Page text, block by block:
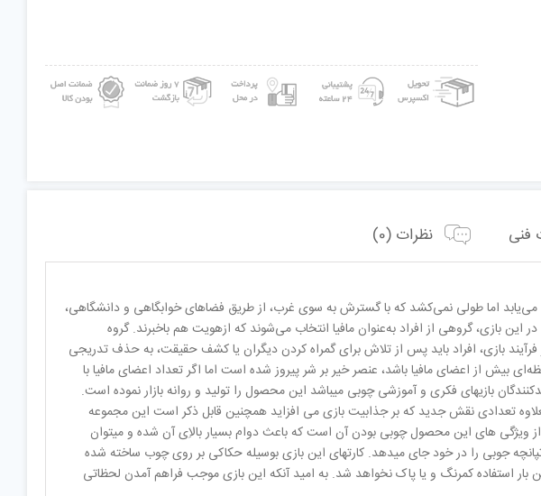
نظرات (0)
اما طولی نمی‌کشد که با گسترش به سوی غرب، از طریق فضاهای خوابگاهی و دانشگاهی،
این بازی، گروهی از افراد به‌عنوان مافیا انتخاب می‌شوند که ازهویت هم باخبرند. گروه
بازی، افراد باید پس از تلاش برای گمراه کردن دیگران یا کشف حقیقت، به حذف تدریجی
بیش از اعضای مافیا باشد، عنصر خیر بر شر پیروز شده است اما اگر تعداد اعضای مافیا با
بازیهای فکری و آموزشی چوبی میباشد این محصول را تولید و روانه بازار نموده است.
تعدادی نقش جدید که بر جذابیت بازی می افزاید همچنین قابل ذکر است این مجموعه
بازی حضور داشته باشند. از ویژگی های این محصول چوبی بودن آن است که باعث دوام بسیار بالاِی آن شده و میتوان
جوبی را در خود جای میدهد. کارتهای این بازی بوسیله حکاکی بر روی چوب ساخته شده
استفاده کمرنگ و یا پاک نخواهد شد. به امید آنکه این بازی موجب فراهم آمدن لحظاتی